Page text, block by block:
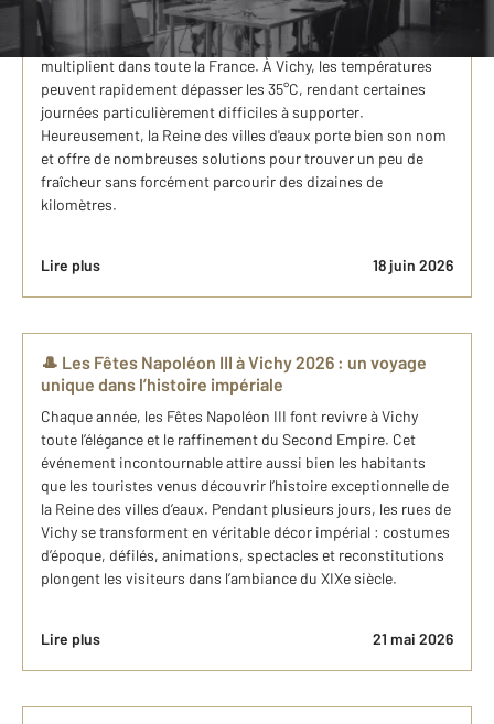
Quand le thermomètre grimpe, Vichy regorge d'endroits pour
respirer L'été est bien installé et les épisodes de canicule se
multiplient dans toute la France. À Vichy, les températures
peuvent rapidement dépasser les 35°C, rendant certaines
journées particulièrement difficiles à supporter.
Heureusement, la Reine des villes d'eaux porte bien son nom
et offre de nombreuses solutions pour trouver un peu de
fraîcheur sans forcément parcourir des dizaines de
kilomètres.
Lire plus 18 juin 2026
🎩 Les Fêtes Napoléon III à Vichy 2026 : un voyage
unique dans l’histoire impériale
Chaque année, les Fêtes Napoléon III font revivre à Vichy
toute l’élégance et le raffinement du Second Empire. Cet
événement incontournable attire aussi bien les habitants
que les touristes venus découvrir l’histoire exceptionnelle de
la Reine des villes d’eaux. Pendant plusieurs jours, les rues de
Vichy se transforment en véritable décor impérial : costumes
d’époque, défilés, animations, spectacles et reconstitutions
plongent les visiteurs dans l’ambiance du XIXe siècle.
Lire plus 21 mai 2026